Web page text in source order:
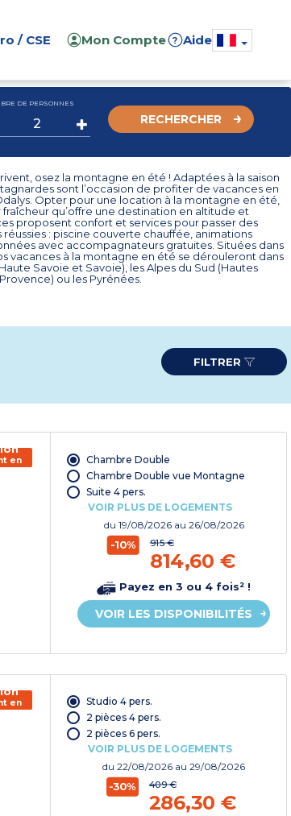
/ CSE Mon Compte ? Aide
DE PERSONNES
RECHERCHER
osez la montagne en été ! Adaptées à la saison
sont l’occasion de profiter de vacances en
Opter pour une location à la montagne en été,
fraîcheur qu’offre une destination en altitude et
proposent confort et services pour passer des
: piscine couverte chauffée, animations
avec accompagnateurs gratuites. Situées dans
vacances à la montagne en été se dérouleront dans
Savoie et Savoie), les Alpes du Sud (Hautes
ou les Pyrénées.
FILTRER
en
Chambre Double
Chambre Double vue Montagne
Suite 4 pers.
VOIR PLUS DE LOGEMENTS
du 19/08/2026 au 26/08/2026
-10% 915 €
814,60 €
Payez en 3 ou 4 fois² !
VOIR LES DISPONIBILITÉS
en
Studio 4 pers.
2 pièces 4 pers.
2 pièces 6 pers.
VOIR PLUS DE LOGEMENTS
du22/08/2026 au 29/08/2026
-30% 409 €
286,30 €